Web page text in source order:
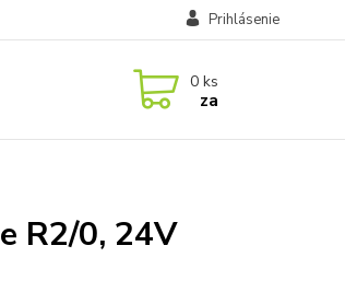
Prihlásenie
0 ks
za
R2/0, 24V